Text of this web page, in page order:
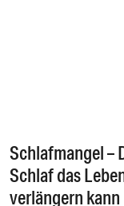
Schlafmangel –
Schlaf das
verlängern kann